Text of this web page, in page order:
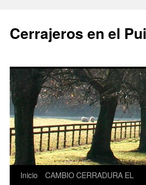
contenido
Cerrajeros en el
Inicio
CAMBIO CERRADURA EL